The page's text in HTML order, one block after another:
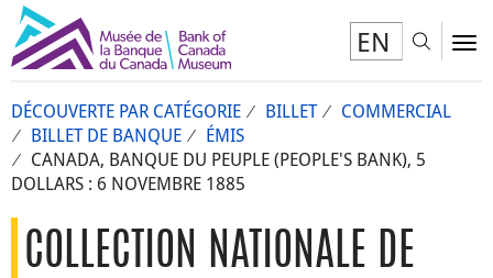
EN
DÉCOUVERTE PAR CATÉGORIE BILLET
COMMERCIAL
BILLET DE BANQUE
ÉMIS
CANADA, BANQUE DU PEUPLE (PEOPLE'S BANK), 5
DOLLARS : 6 NOVEMBRE 1885
COLLECTION NATIONALE DE